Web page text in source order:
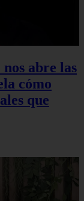
abre las
cómo
que